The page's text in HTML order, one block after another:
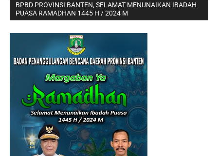
BPBD PROVINSI BANTEN, SELAMAT MENUNAIKAN IBADAH
PUASA RAMADHAN 1445 H / 2024 M